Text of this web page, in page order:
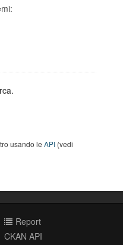
usando le API (vedi
Report
CKAN API